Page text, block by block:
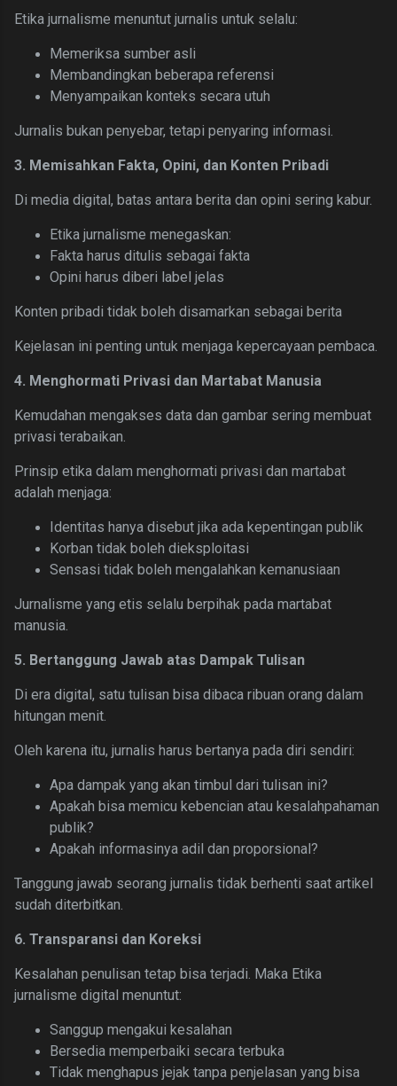
Etika jurnalisme menuntut jurnalis untuk selalu:
Memeriksa sumber asli
Membandingkan beberapa referensi
Menyampaikan konteks secara utuh
Jurnalis bukan penyebar, tetapi penyaring informasi.
3. Memisahkan Fakta, Opini, dan Konten Pribadi
Di media digital, batas antara berita dan opini sering kabur.
Etika jurnalisme menegaskan:
Fakta harus ditulis sebagai fakta
Opini harus diberi label jelas
Konten pribadi tidak boleh disamarkan sebagai berita
Kejelasan ini penting untuk menjaga kepercayaan pembaca.
4. Menghormati Privasi dan Martabat Manusia
Kemudahan mengakses data dan gambar sering membuat
privasi terabaikan.
Prinsip etika dalam menghormati privasi dan martabat
adalah menjaga:
Identitas hanya disebut jika ada kepentingan publik
Korban tidak boleh dieksploitasi
Sensasi tidak boleh mengalahkan kemanusiaan
Jurnalisme yang etis selalu berpihak pada martabat
manusia.
5. Bertanggung Jawab atas Dampak Tulisan
Di era digital, satu tulisan bisa dibaca ribuan orang dalam
hitungan menit.
Oleh karena itu, jurnalis harus bertanya pada diri sendiri:
Apa dampak yang akan timbul dari tulisan ini?
Apakah bisa memicu kebencian atau kesalahpahaman
publik?
Apakah informasinya adil dan proporsional?
Tanggung jawab seorang jurnalis tidak berhenti saat artikel
sudah diterbitkan.
6. Transparansi dan Koreksi
Kesalahan penulisan tetap bisa terjadi. Maka Etika
jurnalisme digital menuntut:
Sanggup mengakui kesalahan
Bersedia memperbaiki secara terbuka
Tidak menghapus jejak tanpa penjelasan yang bisa